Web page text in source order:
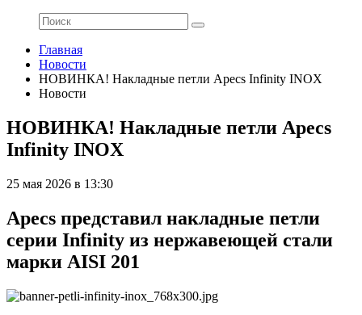
Главная
Новости
НОВИНКA! Накладные петли Apecs Infinity INOX
Новости
НОВИНКA! Накладные петли Apecs
Infinity INOX
25 мая 2026 в 13:30
Apecs представил накладные петли
серии Infinity из нержавеющей стали
марки AISI 201